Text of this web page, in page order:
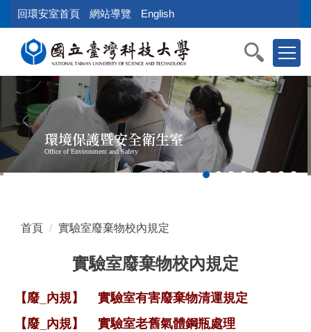
到
內
容
區
塊
回環安室首頁 網站導覽 English
環境保護暨安全衛生室
Office of Environment and Safety
首頁 實驗室廢棄物校內規定
實驗室廢棄物校內規定
【廢_內規】
實驗室有害廢棄物清運規定
【廢_內規】
實驗室老舊氣體鋼瓶處理